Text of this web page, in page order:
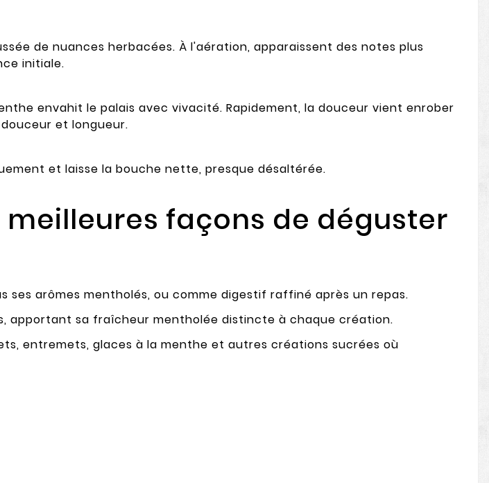
de nuances herbacées. À l'aération, apparaissent des notes plus
initiale.
envahit le palais avec vivacité. Rapidement, la douceur vient enrober
et longueur.
et laisse la bouche nette, presque désaltérée.
façons de déguster
arômes mentholés, ou comme digestif raffiné après un repas.
apportant sa fraîcheur mentholée distincte à chaque création.
entremets, glaces à la menthe et autres créations sucrées où